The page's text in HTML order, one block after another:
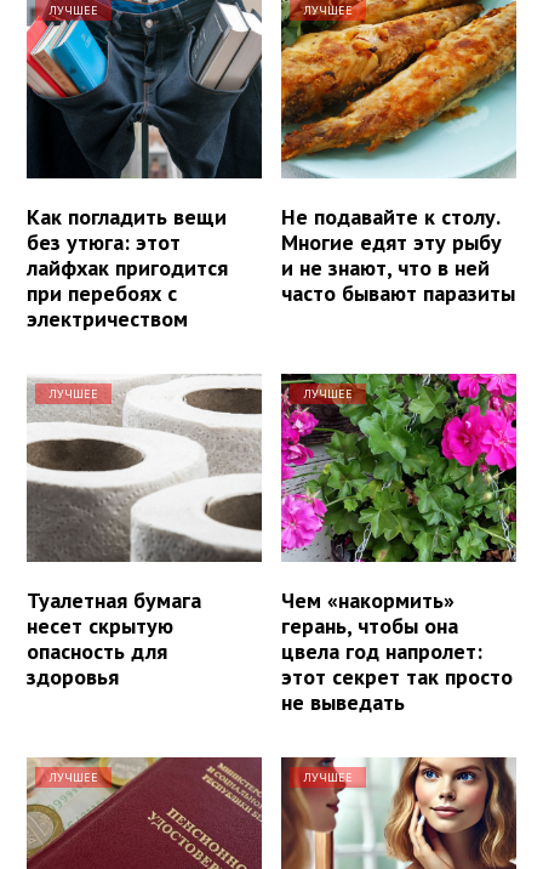
ЛУЧШЕЕ
Как погладить вещи
без утюга: этот
лайфхак пригодится
при перебоях с
электричеством
ЛУЧШЕЕ
Не подавайте к столу.
Многие едят эту рыбу
и не знают, что в ней
часто бывают паразиты
ЛУЧШЕЕ
Туалетная бумага
несет скрытую
опасность для
здоровья
ЛУЧШЕЕ
Чем «накормить»
герань, чтобы она
цвела год напролет:
этот секрет так просто
не выведать
ЛУЧШЕЕ ЛУЧШЕЕ